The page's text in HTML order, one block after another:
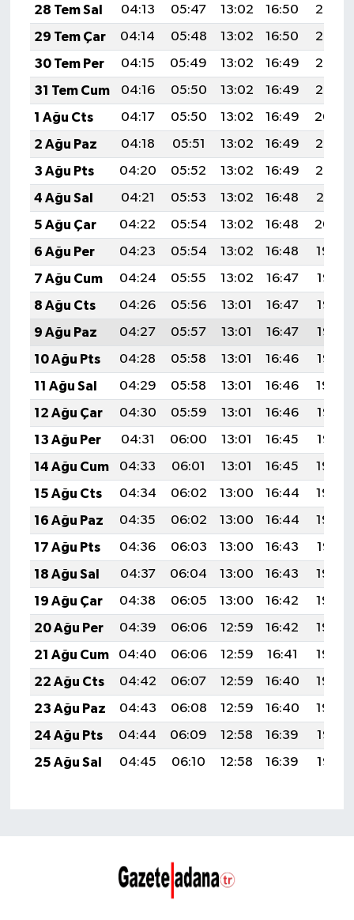
28 Tem Sal
04:13 05:47 13:02 16:50
20:07
29 Tem Çar
04:14 05:48 13:02 16:50
20:07
30 Tem Per
04:15 05:49 13:02 16:49
20:06
31 Tem Cum
04:16 05:50 13:02 16:49
20:05
1 Ağu Cts
04:17 05:50 13:02 16:49
20:04
2 Ağu Paz
04:18 05:51 13:02 16:49
20:03
3 Ağu Pts
04:20 05:52 13:02 16:49
20:02
4 Ağu Sal
04:21 05:53 13:02 16:48
20:01
5 Ağu Çar
04:22 05:54 13:02 16:48
20:00
6 Ağu Per
04:23 05:54 13:02 16:48
19:59
7 Ağu Cum
04:24 05:55 13:02 16:47
19:58
8 Ağu Cts
04:26 05:56 13:01 16:47
19:57
9 Ağu Paz
04:27 05:57 13:01 16:47
19:56
10 Ağu Pts
04:28 05:58 13:01 16:46
19:55
11 Ağu Sal
04:29 05:58 13:01 16:46
19:54
12 Ağu Çar
04:30 05:59 13:01 16:46
19:53
13 Ağu Per
04:31 06:00 13:01 16:45
19:52
14 Ağu Cum
04:33 06:01 13:01 16:45
19:50
15 Ağu Cts
04:34 06:02 13:00 16:44
19:49
16 Ağu Paz
04:35 06:02 13:00 16:44
19:48
17 Ağu Pts
04:36 06:03 13:00 16:43
19:47
18 Ağu Sal
04:37 06:04 13:00 16:43
19:46
19 Ağu Çar
04:38 06:05 13:00 16:42
19:44
20 Ağu Per
04:39 06:06 12:59 16:42
19:43
21 Ağu Cum
04:40 06:06 12:59 16:41
19:42
22 Ağu Cts
04:42 06:07 12:59 16:40
19:40
23 Ağu Paz
04:43 06:08 12:59 16:40
19:39
24 Ağu Pts
04:44 06:09 12:58 16:39
19:38
25 Ağu Sal
04:45 06:10 12:58 16:39 19:37